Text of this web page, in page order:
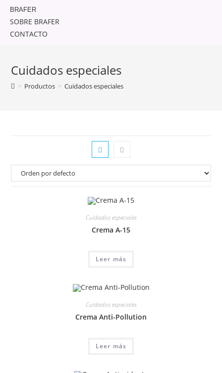
BRAFER
SOBRE BRAFER
CONTACTO
Cuidados especiales
> Productos > Cuidados especiales
Cuidados especiales
Crema A-15
Leer más
Cuidados especiales
Crema Anti-Pollution
Leer más